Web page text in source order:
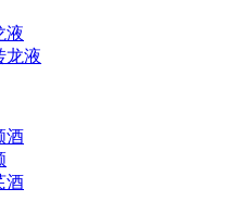
液
龙液
酒
酒